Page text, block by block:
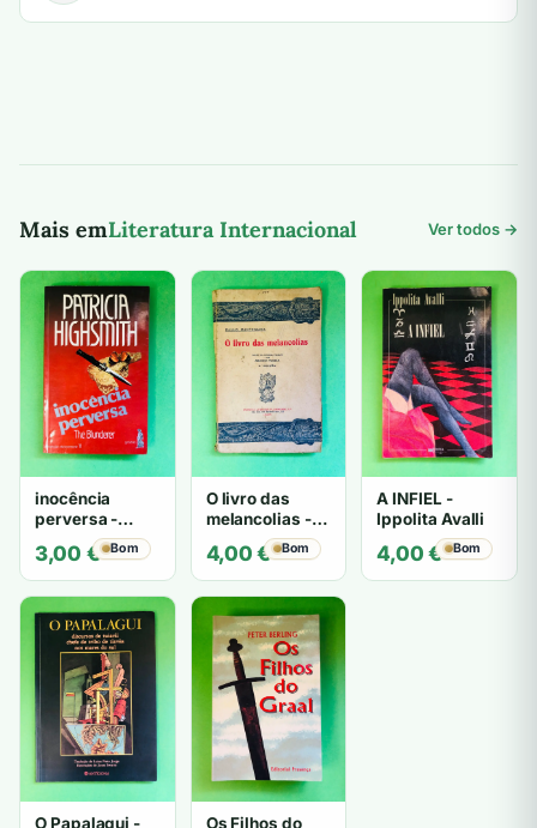
Mais emLiteratura Internacional Ver todos →
inocência
perversa -
PATRICIA
HIGHSMITH
3,00 € Bom
O livro das
melancolias -
Mantegazza
4,00€ Bom
A INFIEL -
Ippolita Avalli
4,00€ Bom
O Papalagui -
Os Filhos do